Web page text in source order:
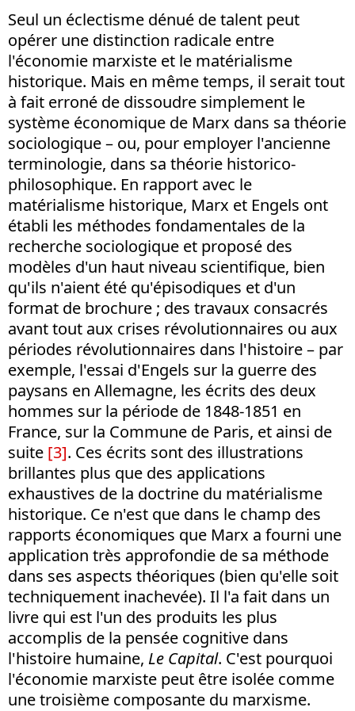
Seul un éclectisme dénué de talent peut
opérer une distinction radicale entre
l'économie marxiste et le matérialisme
historique. Mais en même temps, il serait tout
à fait erroné de dissoudre simplement le
système économique de Marx dans sa théorie
sociologique – ou, pour employer l'ancienne
terminologie, dans sa théorie historico-
philosophique. En rapport avec le
matérialisme historique, Marx et Engels ont
établi les méthodes fondamentales de la
recherche sociologique et proposé des
modèles d'un haut niveau scientifique, bien
qu'ils n'aient été qu'épisodiques et d'un
format de brochure ; des travaux consacrés
avant tout aux crises révolutionnaires ou aux
périodes révolutionnaires dans l'histoire – par
exemple, l'essai d'Engels sur la guerre des
paysans en Allemagne, les écrits des deux
hommes sur la période de 1848-1851 en
France, sur la Commune de Paris, et ainsi de
suite [3]. Ces écrits sont des illustrations
brillantes plus que des applications
exhaustives de la doctrine du matérialisme
historique. Ce n'est que dans le champ des
rapports économiques que Marx a fourni une
application très approfondie de sa méthode
dans ses aspects théoriques (bien qu'elle soit
techniquement inachevée). Il l'a fait dans un
livre qui est l'un des produits les plus
accomplis de la pensée cognitive dans
l'histoire humaine, Le Capital. C'est pourquoi
l'économie marxiste peut être isolée comme
une troisième composante du marxisme.